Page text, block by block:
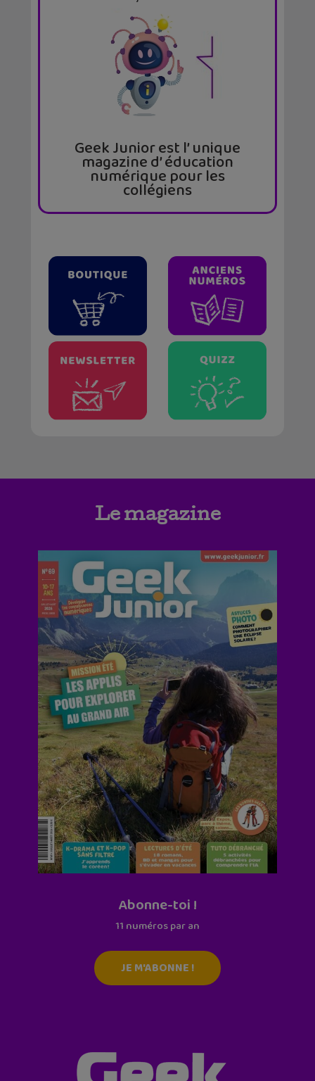
Geek Junior est l’ unique
magazine d’ éducation
numérique pour les
collégiens
Le magazine
Abonne-toi !
11 numéros par an
JE M'ABONNE !